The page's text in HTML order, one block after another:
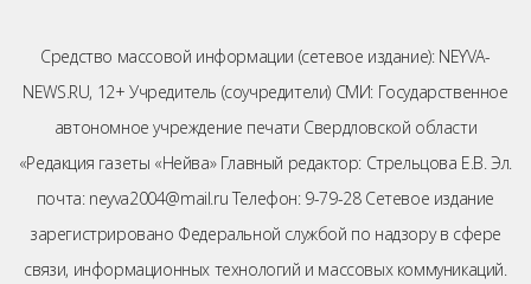
Средство массовой информации (сетевое издание): NEYVA-
NEWS.RU, 12+ Учредитель (соучредители) СМИ: Государственное
автономное учреждение печати Свердловской области
«Редакция газеты «Нейва» Главный редактор: Стрельцова Е.В. Эл.
почта: neyva2004@mail.ru Телефон: 9-79-28 Сетевое издание
зарегистрировано Федеральной службой по надзору в сфере
связи, информационных технологий и массовых коммуникаций.